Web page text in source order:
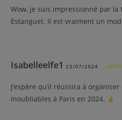
Wow, je suis impressionné par
Estanguet. Il est vraiment un
Isabelleelfe123/07/2024
J’espère qu’il réussira à
inoubliables à Paris en 2024.